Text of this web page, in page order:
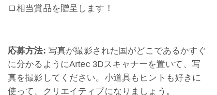
ロ相当賞品を贈呈します！
応募方法: 写真が撮影された国がどこであるかすぐ
に分かるようにArtec 3Dスキャナーを置いて、写
真を撮影してください。小道具もヒントも好きに
使って、クリエイティブになりましょう。